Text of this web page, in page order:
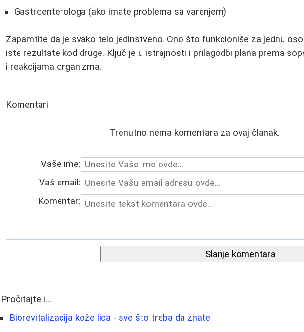
Gastroenterologa (ako imate problema sa varenjem)
Zapamtite da je svako telo jedinstveno. Ono što funkcioniše za jednu
iste rezultate kod druge. Ključ je u istrajnosti i prilagodbi plana prema
i reakcijama organizma.
Komentari
Trenutno nema komentara za ovaj članak.
Vaše ime:
Vaš email:
Komentar:
Slanje komentara
Pročitajte i...
Biorevitalizacija kože lica - sve što treba da znate